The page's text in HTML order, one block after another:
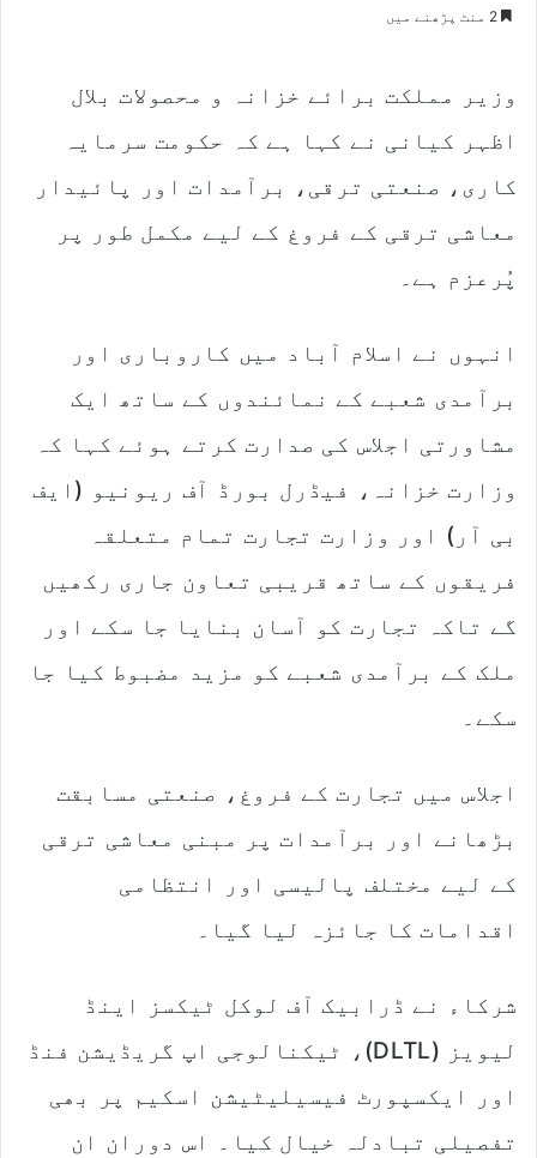
وزیر مملکت برائے خزانہ و محصولات بلال
اظہر کیانی نے کہا ہے کہ حکومت سرمایہ
کاری، صنعتی ترقی، برآمدات اور پائیدار
معاشی ترقی کے فروغ کے لیے مکمل طور پر
پُرعزم ہے۔
انہوں نے اسلام آباد میں کاروباری اور
برآمدی شعبے کے نمائندوں کے ساتھ ایک
مشاورتی اجلاس کی صدارت کرتے ہوئے کہا کہ
وزارت خزانہ، فیڈرل بورڈ آف ریونیو (ایف
بی آر) اور وزارت تجارت تمام متعلقہ
فریقوں کے ساتھ قریبی تعاون جاری رکھیں
گے تاکہ تجارت کو آسان بنایا جا سکے اور
ملک کے برآمدی شعبے کو مزید مضبوط کیا جا
سکے۔
اجلاس میں تجارت کے فروغ، صنعتی مسابقت
بڑھانے اور برآمدات پر مبنی معاشی ترقی
کے لیے مختلف پالیسی اور انتظامی
اقدامات کا جائزہ لیا گیا۔
شرکاء نے ڈرابیک آف لوکل ٹیکسز اینڈ
لیویز (DLTL)، ٹیکنالوجی اپ گریڈیشن فنڈ
اور ایکسپورٹ فیسیلیٹیشن اسکیم پر بھی
تفصیلی تبادلہ خیال کیا۔ اس دوران ان